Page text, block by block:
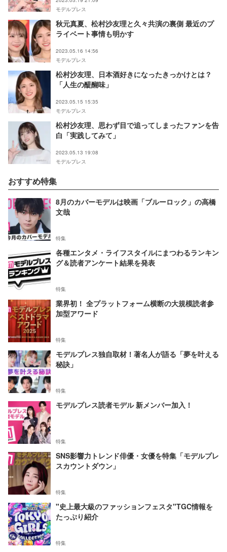
モデルプレス
秋元真夏、松村沙友理と久々共演の裏側 最近のプ
ライベート事情も明かす
2023.05.16 14:56
モデルプレス
松村沙友理、日本酒好きになったきっかけとは？
「人生の醍醐味」
2023.05.15 15:35
モデルプレス
松村沙友理、思わず目で追ってしまったファンを告
白「実践してみて」
2023.05.13 19:08
モデルプレス
おすすめ特集
8月のカバーモデルは映画「ブルーロック」の高橋
文哉
特集
各種エンタメ・ライフスタイルにまつわるランキン
グ＆読者アンケート結果を発表
特集
業界初！ 全プラットフォーム横断の大規模読者参
加型アワード
特集
モデルプレス独自取材！著名人が語る「夢を叶える
秘訣」
特集
モデルプレス読者モデル 新メンバー加入！
特集
SNS影響力トレンド俳優・女優を特集「モデルプレ
スカウントダウン」
特集
"史上最大級のファッションフェスタ"TGC情報を
たっぷり紹介
特集